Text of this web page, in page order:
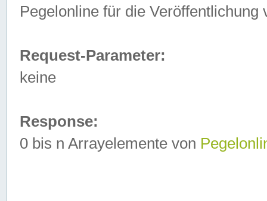
Pegelonline für die Veröffentlichung
Request-Parameter:
keine
Response:
0 bis n Arrayelemente von